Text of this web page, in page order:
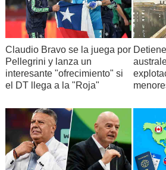
Claudio Bravo se la juega por
Pellegrini y lanza un
interesante "ofrecimiento" si
el DT llega a la "Roja"